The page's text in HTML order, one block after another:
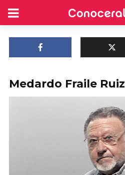
Medardo Fraile Ruiz